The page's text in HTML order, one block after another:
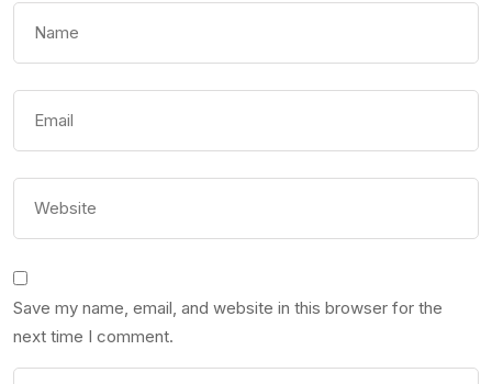
Save my name, email, and website in this browser for the
next time I comment.